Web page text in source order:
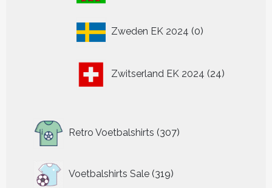
Zweden EK 2024 0
producten
Zwitserland EK 2024 24
producten
Retro Voetbalshirts 307
producten
Voetbalshirts Sale 319
319
producten